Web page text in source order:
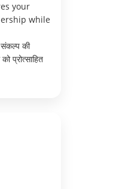
your
while
संकल्प की
प्रोत्साहित